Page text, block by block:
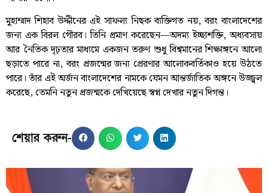
মুহাম্মাদ শিহাব উদ্দীনের এই সাফল্য নিছক ব্যক্তিগত নয়, বরং বাংলাদেশের
জন্য এক বিরল গৌরব। তিনি প্রমাণ করেছেন—অদম্য ইচ্ছাশক্তি, অধ্যবসায়
আর নৈতিক দৃঢ়তার মাধ্যমে একজন তরুণ শুধু বিশ্বমানের শিক্ষাঙ্গনে আলো
ছড়াতে পারে না, বরং প্রজন্মের জন্য প্রেরণার আলোকবর্তিকাও হয়ে উঠতে
পারে। তাঁর এই অর্জন বাংলাদেশের নামকে যেমন আন্তর্জাতিক অঙ্গনে উজ্জ্বল
করেছে, তেমনি নতুন প্রজন্মকে দেখিয়েছে স্বপ্ন দেখার নতুন দিগন্ত।
শেয়ার করুন-